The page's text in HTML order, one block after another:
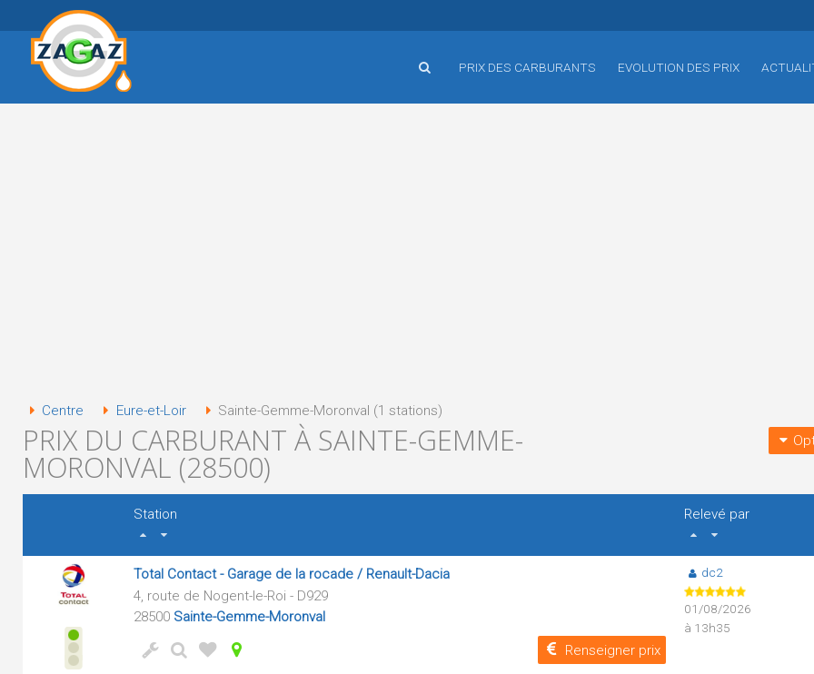
PRIX DES CARBURANTS EVOLUTION DES PRIX
Centre Eure-et-Loir Sainte-Gemme-Moronval (1 stations)
PRIX DU CARBURANT À SAINTE-GEMME-
MORONVAL (28500)
Station
Relevé par
Total Contact - Garage de la rocade / Renault-Dacia
4, route de Nogent-le-Roi - D929
28500 Sainte-Gemme-Moronval
Renseigner prix
dc2
01/08/2026
à 13h35